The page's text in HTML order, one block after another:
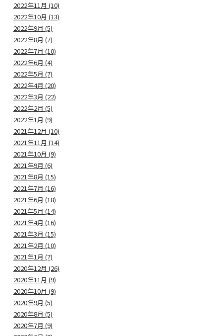
2022年11月 (10)
2022年10月 (13)
2022年9月 (5)
2022年8月 (7)
2022年7月 (10)
2022年6月 (4)
2022年5月 (7)
2022年4月 (20)
2022年3月 (22)
2022年2月 (5)
2022年1月 (9)
2021年12月 (10)
2021年11月 (14)
2021年10月 (9)
2021年9月 (6)
2021年8月 (15)
2021年7月 (16)
2021年6月 (18)
2021年5月 (14)
2021年4月 (16)
2021年3月 (15)
2021年2月 (10)
2021年1月 (7)
2020年12月 (26)
2020年11月 (9)
2020年10月 (9)
2020年9月 (5)
2020年8月 (5)
2020年7月 (9)